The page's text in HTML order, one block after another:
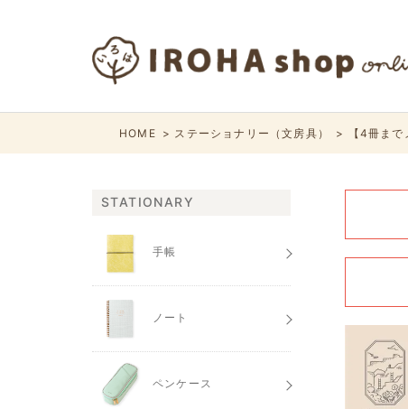
HOME ステーショナリー（文房具） 【4冊ま
STATIONARY
手帳
ノート
ペンケース